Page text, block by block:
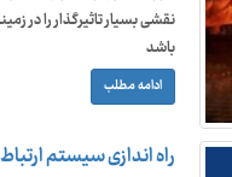
نقشی بسیار تاثیرگذار را در
باشد
ادامه مطلب
راه اندازی سیستم